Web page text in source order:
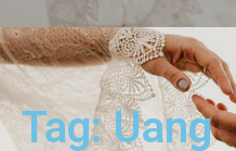
Tag: Uang